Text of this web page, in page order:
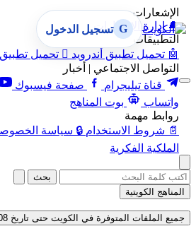
الإشعارات
🔔 إدارة الإشعارات
التطبيقات
🤖 تحميل تطبيق أندرويد 
تحميل تطبيق
التواصل الاجتماعي | أخبار
قناة تيليجرام
صفحة فيسبوك
واتساب
بوت المناهج
روابط مهمة
📄
شروط الاستخدام 🔒 سياسة
الملكية الفكرية
G تسجيل الدخول
بحث
المناهج الكويتية
جميع الملفات المتوفرة في الكويت حتى تاريخ 08-08-2026